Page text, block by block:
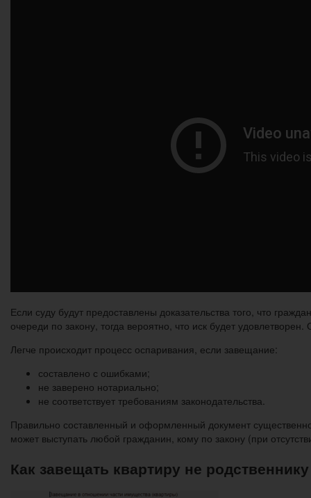
Если суду будут предоставлены доказательства того, что
очереди по закону, тогда вероятно, что иск будет
Легче происходит процесс оспаривания, если завещание:
составлено с ошибками;
не заверено нотариально;
не соответствует требованиям законодательства.
Правильно составленный и оформленный документ
может выступать любой гражданин, кому по закону (при
Как завещать квартиру не родственнику